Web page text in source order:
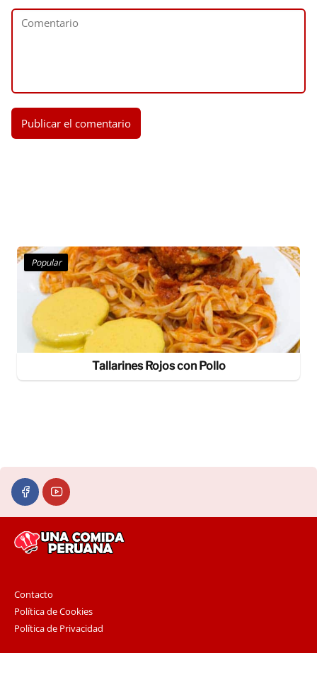
Popular
Tallarines Rojos con Pollo
Contacto
Política de Cookies
Política de Privacidad